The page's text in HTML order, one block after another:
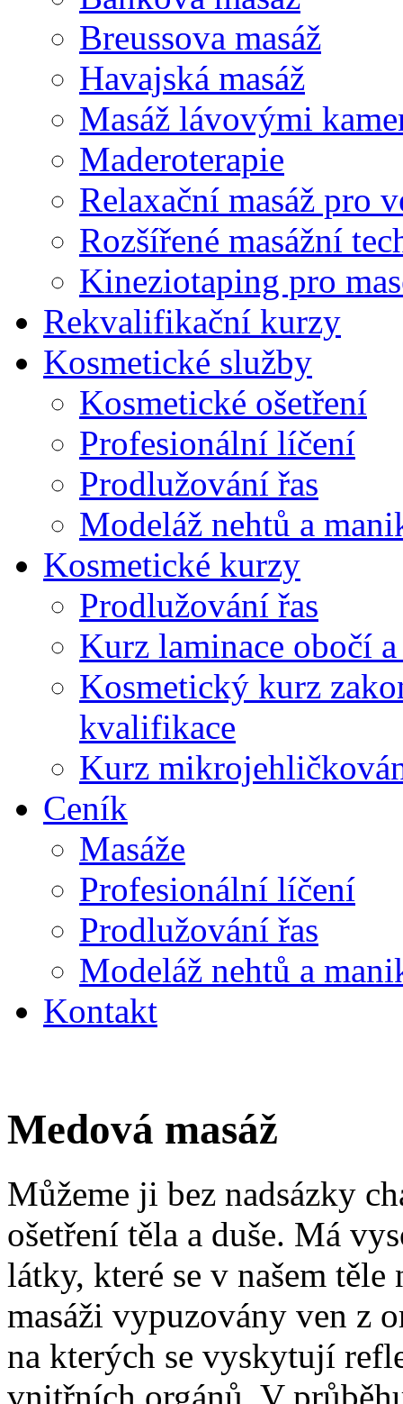
Breussova masáž
Havajská masáž
Masáž lávovými
Maderoterapie
Relaxační masáž pro
Rozšířené masážní
Kineziotaping pro
Rekvalifikační kurzy
Kosmetické služby
Kosmetické ošetření
Profesionální líčení
Prodlužování řas
Modeláž nehtů a
Kosmetické kurzy
Prodlužování řas
Kurz laminace obočí
Kosmetický kurz
kvalifikace
Kurz
Ceník
Masáže
Profesionální líčení
Prodlužování řas
Modeláž nehtů a
Kontakt
Medová masáž
Můžeme ji bez nadsázky
ošetření těla a duše. Má
látky, které se v našem
masáži vypuzovány ven z
na kterých se vyskytují
vnitřních orgánů. V